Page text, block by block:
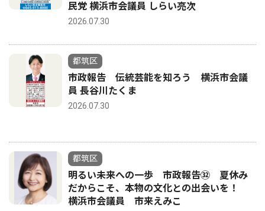
民党 横浜市会議員 しらい亮次
2026.07.30
都筑区
市政報告 伝統芸能を知ろう 横浜市会議
員 長谷川たくま
2026.07.30
都筑区
明るい未来への一歩 市政報告㉜ 夏休み
だからこそ、本物の文化との出会いを！
横浜市会議員 市来えみこ